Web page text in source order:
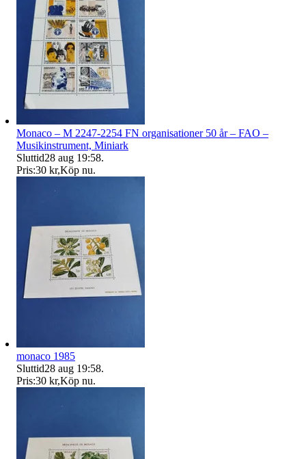
Monaco – M 2247-2254 FN organisationer 50 år – FAO –
Musikinstrument, Miniark
Sluttid28 aug 19:58.
Pris:30 kr,Köp nu.
monaco 1985
Sluttid28 aug 19:58.
Pris:30 kr,Köp nu.